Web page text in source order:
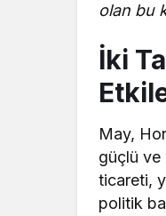
olan bu
İki
May,
güçlü ve
ticareti,
politik